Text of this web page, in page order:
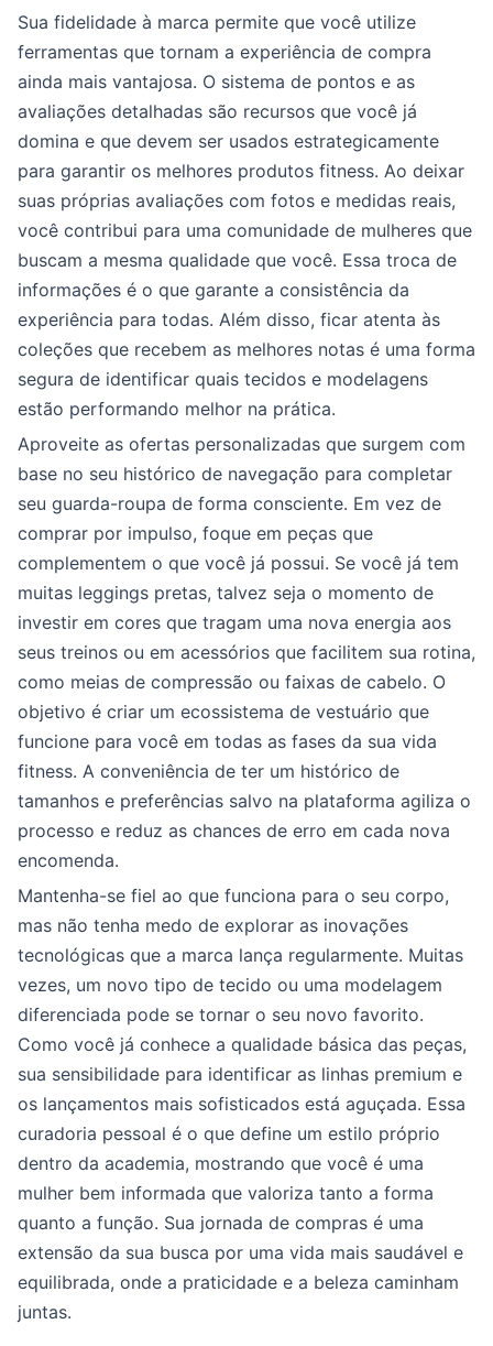
Sua fidelidade à marca permite que você utilize
ferramentas que tornam a experiência de compra
ainda mais vantajosa. O sistema de pontos e as
avaliações detalhadas são recursos que você já
domina e que devem ser usados estrategicamente
para garantir os melhores produtos fitness. Ao deixar
suas próprias avaliações com fotos e medidas reais,
você contribui para uma comunidade de mulheres que
buscam a mesma qualidade que você. Essa troca de
informações é o que garante a consistência da
experiência para todas. Além disso, ficar atenta às
coleções que recebem as melhores notas é uma forma
segura de identificar quais tecidos e modelagens
estão performando melhor na prática.
Aproveite as ofertas personalizadas que surgem com
base no seu histórico de navegação para completar
seu guarda-roupa de forma consciente. Em vez de
comprar por impulso, foque em peças que
complementem o que você já possui. Se você já tem
muitas leggings pretas, talvez seja o momento de
investir em cores que tragam uma nova energia aos
seus treinos ou em acessórios que facilitem sua rotina,
como meias de compressão ou faixas de cabelo. O
objetivo é criar um ecossistema de vestuário que
funcione para você em todas as fases da sua vida
fitness. A conveniência de ter um histórico de
tamanhos e preferências salvo na plataforma agiliza o
processo e reduz as chances de erro em cada nova
encomenda.
Mantenha-se fiel ao que funciona para o seu corpo,
mas não tenha medo de explorar as inovações
tecnológicas que a marca lança regularmente. Muitas
vezes, um novo tipo de tecido ou uma modelagem
diferenciada pode se tornar o seu novo favorito.
Como você já conhece a qualidade básica das peças,
sua sensibilidade para identificar as linhas premium e
os lançamentos mais sofisticados está aguçada. Essa
curadoria pessoal é o que define um estilo próprio
dentro da academia, mostrando que você é uma
mulher bem informada que valoriza tanto a forma
quanto a função. Sua jornada de compras é uma
extensão da sua busca por uma vida mais saudável e
equilibrada, onde a praticidade e a beleza caminham
juntas.